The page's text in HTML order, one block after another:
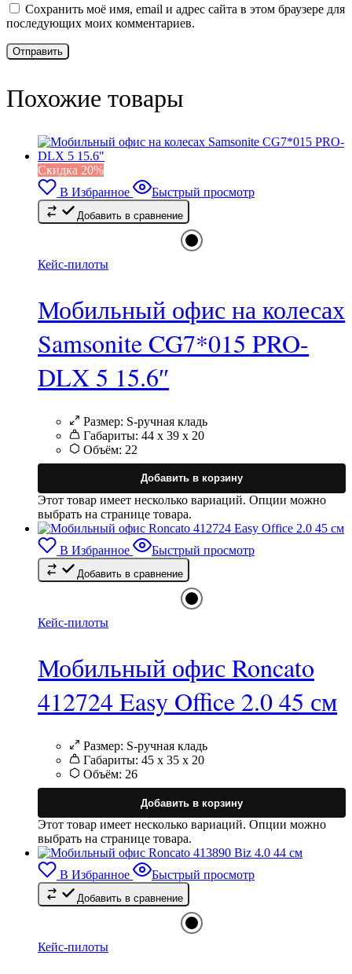
Сохранить моё имя, email и адрес сайта в этом браузере для
последующих моих комментариев.
Похожие товары
Cкидка 20%
В Избранное
Быстрый просмотр
Добавить в сравнение
Кейс-пилоты
Мобильный офис на колесах
Samsonite CG7*015 PRO-
DLX 5 15.6″
Размер: S-ручная кладь
Габариты: 44 x 39 x 20
Объём: 22
Добавить в корзину
Этот товар имеет несколько вариаций. Опции можно
выбрать на странице товара.
В Избранное Быстрый просмотр
Добавить в сравнение
Кейс-пилоты
Мобильный офис Roncato
412724 Easy Office 2.0 45 см
Размер: S-ручная кладь
Габариты: 45 x 35 x 20
Объём: 26
Добавить в корзину
Этот товар имеет несколько вариаций. Опции можно
выбрать на странице товара.
В Избранное Быстрый просмотр
Добавить в сравнение
Кейс-пилоты